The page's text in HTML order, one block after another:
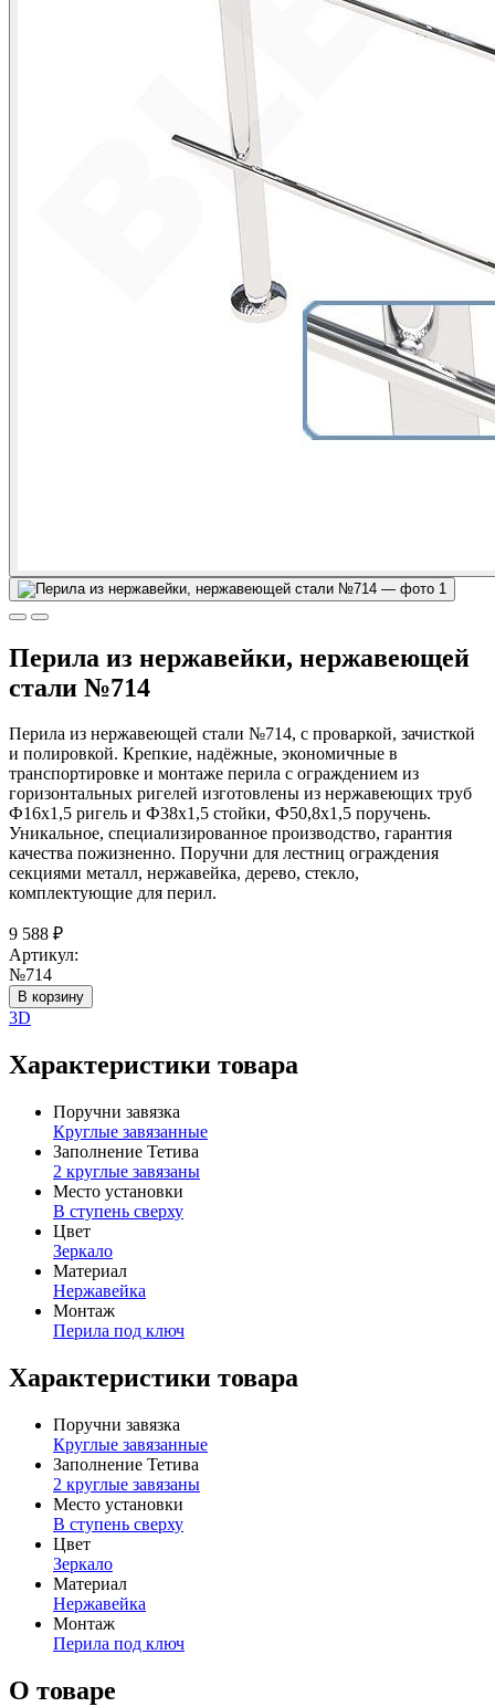
Перила из нержавейки, нержавеющей
стали №714
Перила из нержавеющей стали №714, с проваркой, зачисткой
и полировкой. Крепкие, надёжные, экономичные в
транспортировке и монтаже перила с ограждением из
горизонтальных ригелей изготовлены из нержавеющих труб
Ф16х1,5 ригель и Ф38х1,5 стойки, Ф50,8х1,5 поручень.
Уникальное, специализированное производство, гарантия
качества пожизненно. Поручни для лестниц ограждения
секциями металл, нержавейка, дерево, стекло,
комплектующие для перил.
9 588 ₽
Артикул:
№714
В корзину
3D
Характеристики товара
Поручни завязка
Круглые завязанные
Заполнение Тетива
2 круглые завязаны
Место установки
В ступень сверху
Цвет
Зеркало
Материал
Нержавейка
Монтаж
Перила под ключ
Характеристики товара
Поручни завязка
Круглые завязанные
Заполнение Тетива
2 круглые завязаны
Место установки
В ступень сверху
Цвет
Зеркало
Материал
Нержавейка
Монтаж
Перила под ключ
О товаре